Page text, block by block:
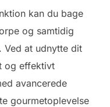
kan du bage
og samtidig
Ved at udnytte dit
og effektivt
avancerede
gourmetoplevelse